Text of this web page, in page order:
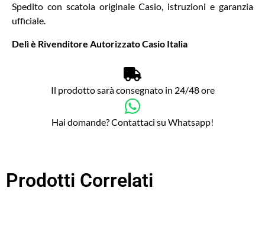
Spedito con scatola originale Casio, istruzioni e garanzia
ufficiale.
Delì è Rivenditore Autorizzato Casio Italia
Il prodotto sarà consegnato in 24/48 ore
Hai domande? Contattaci su Whatsapp!
Prodotti Correlati